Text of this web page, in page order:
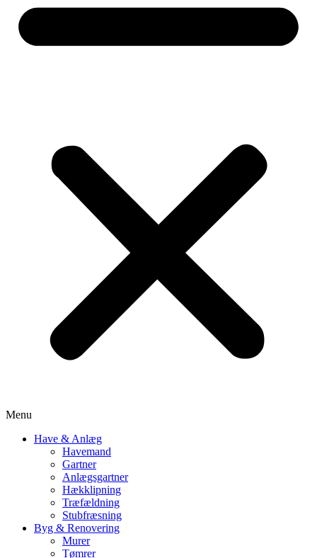
Menu
Have & Anlæg
Havemand
Gartner
Anlægsgartner
Hækklipning
Træfældning
Stubfræsning
Byg & Renovering
Murer
Tømrer